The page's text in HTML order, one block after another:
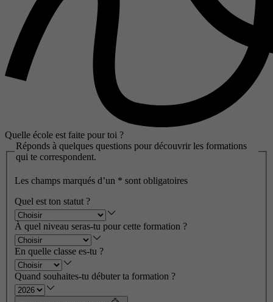
Quelle école est faite pour toi ?
Réponds à quelques questions pour découvrir les formations
qui te correspondent.
Les champs marqués d’un * sont obligatoires
Quel est ton statut ?
À quel niveau seras-tu pour cette formation ?
En quelle classe es-tu ?
Quand souhaites-tu débuter ta formation ?